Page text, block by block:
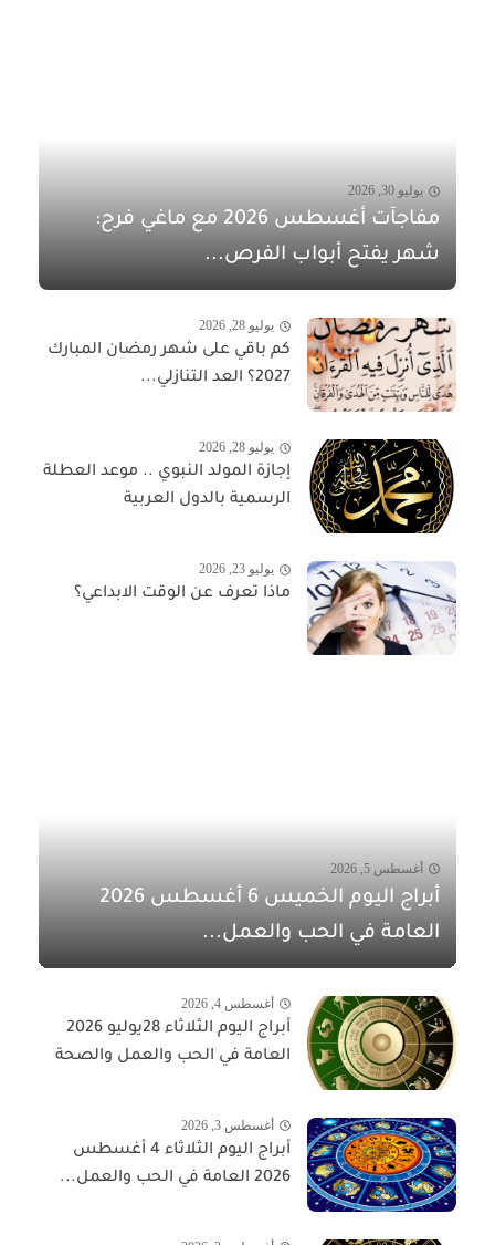
يوليو 30, 2026
مفاجآت أغسطس 2026 مع ماغي فرح:
شهر يفتح أبواب الفرص...
يوليو 28, 2026
كم باقي على شهر رمضان المبارك
2027؟ العد التنازلي...
يوليو 28, 2026
إجازة المولد النبوي .. موعد العطلة
الرسمية بالدول العربية
يوليو 23, 2026
ماذا تعرف عن الوقت الابداعي؟
أغسطس 5, 2026
أبراج اليوم الخميس 6 أغسطس 2026
العامة في الحب والعمل...
أغسطس 4, 2026
أبراج اليوم الثلاثاء 28يوليو 2026
العامة في الحب والعمل والصحة
أغسطس 3, 2026
أبراج اليوم الثلاثاء 4 أغسطس
2026 العامة في الحب والعمل...